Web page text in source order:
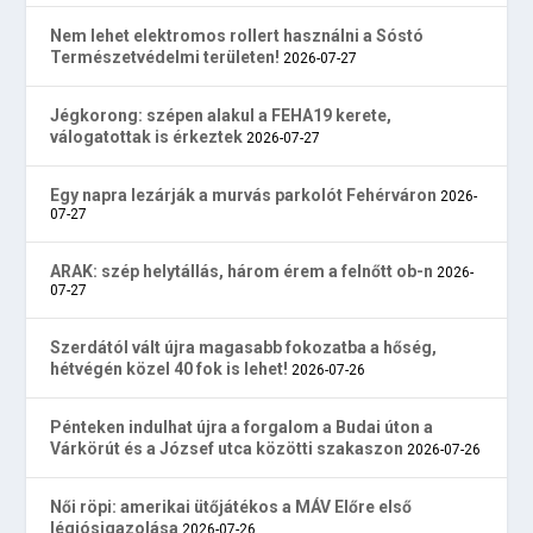
Nem lehet elektromos rollert használni a Sóstó
Természetvédelmi területen! 2026-07-27
Jégkorong: szépen alakul a FEHA19 kerete,
válogatottak is érkeztek 2026-07-27
Egy napra lezárják a murvás parkolót Fehérváron 2026-
07-27
ARAK: szép helytállás, három érem a felnőtt ob-n 2026-
07-27
Szerdától vált újra magasabb fokozatba a hőség,
hétvégén közel 40 fok is lehet! 2026-07-26
Pénteken indulhat újra a forgalom a Budai úton a
Várkörút és a József utca közötti szakaszon 2026-07-26
Női röpi: amerikai ütőjátékos a MÁV Előre első
légiósigazolása 2026-07-26